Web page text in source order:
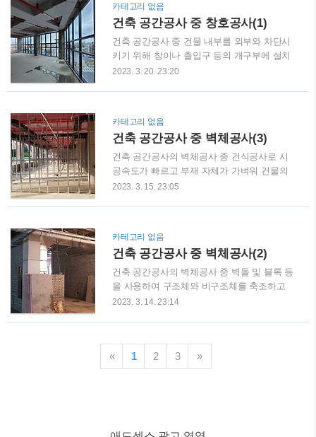
위 등)을 통하여 누수현상이 발생합니다. 지상
구조물 누수현상은 콘크리트 시공이음부위 및
외부..
타이어, 발포폴리프로필렌 등 다양합니다. 완
충재의 소음차단 성능은 원재료의 특성이 아
닌 물리적 특성(동탄성계수가 작을수록, 두께
가 두꺼울수록)에 좌우됩니다. 완충재는 설계
기준에 적합한 자재를 시공사에서 선정합니
확인합니다. 바닥완충재 층간소음 성능이 제
조사, 평면형태, 구조특성, 시공관리 수준 등
에 따라 ..
카테고리 없음
건축 공간공사 중 창호공사(1)
건축 공간공사 중 건물 내부를 외부와 차단시
키기 위해 창이나 출입구 등의 개구부에 설치
되는 각종 창이나 문을 의미하는 창호에 대해
을 통해 제작도면을 작성합니다. 견본품을 비
교, 검토하여 승인 후 제작합니다. 문틀은 문
짝 개폐충격 등에 대비하기 위하여 내틀 부위
에 스토퍼 삽입홈을 가공 후 끼워 넣는 구조입
니다. 스토퍼 홈이 가공되지 않은 내틀의 납품
하여 세로 보강재로 LVB 또는 LVL 사용합니
다. 가로방향으로 라왕이나 라왕집성재를 사
용토록 계..
2023. 3. 20. 23:20
카테고리 없음
건축 공간공사 중 벽체공사(3)
건축 공간공사의 벽체공사 중 건식공사로 시
공속도가 빠르고 부재 자체가 가벼워 건물의
하중을 줄일 수 있는 경량벽체에 대해서 알아
에 설치되는 수평부재로 스터드를 지지하는
것을 말하며, 스터드는 상하 런너 사이에 설치
되는 수직부재로 벽체의 샛기둥 역할을 하며,
보강채널은 런너와 동일방향으로 설치하는 스
터드 사이의 보강재로 벽체의 변형방지를 해
는 비 KS). 벽체틀에 대해서 알아보도록 하겠
습니다. 바닥 및 천장에 먹..
2023. 3. 15. 23:05
카테고리 없음
건축 공간공사 중 벽체공사(2)
건축 공간공사의 벽체공사 중 벽돌 및 블록 등
을 사용하여 구조체와 비구조체를 축조하고
미관을 위하여 모르타르 등으로 마감하는 조
규격은 KS F 4004(C종 벽돌 2급), 치수는
190X90X57mm입니다. 벽돌, 블록의 자재승인
시 품질시험 결과만으로 적절한 자재인지 여
2023. 3. 14. 23:14
« 1 2 3 »